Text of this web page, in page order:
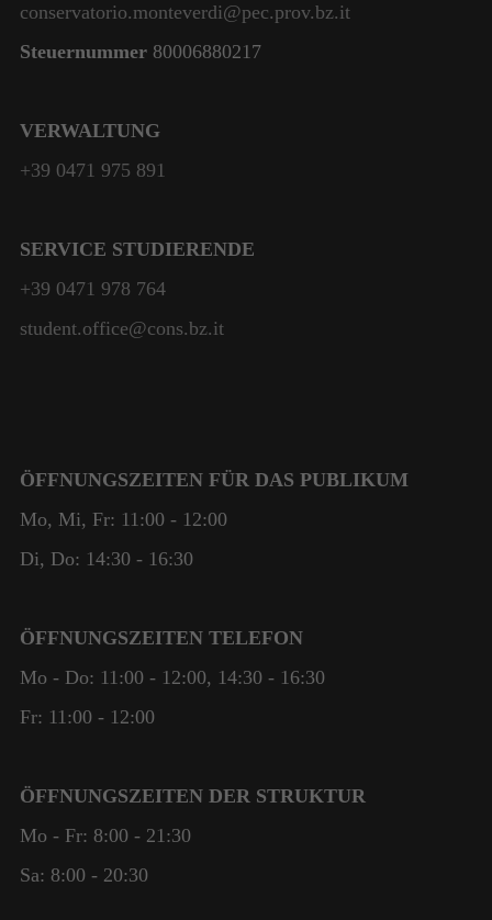
conservatorio.monteverdi@pec.prov.bz.it
Steuernummer 80006880217
VERWALTUNG
+39 0471 975 891
SERVICE STUDIERENDE
+39 0471 978 764
student.office@cons.bz.it
ÖFFNUNGSZEITEN FÜR DAS PUBLIKUM
Mo, Mi, Fr: 11:00 - 12:00
Di, Do: 14:30 - 16:30
ÖFFNUNGSZEITEN TELEFON
Mo - Do: 11:00 - 12:00, 14:30 - 16:30
Fr: 11:00 - 12:00
ÖFFNUNGSZEITEN DER STRUKTUR
Mo - Fr: 8:00 - 21:30
Sa: 8:00 - 20:30